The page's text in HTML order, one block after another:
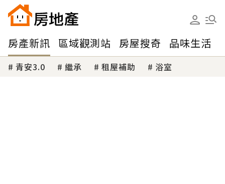
房產新訊 區域觀測站 房屋搜奇 品味生活
青安3.0 繼承 租屋補助 浴室